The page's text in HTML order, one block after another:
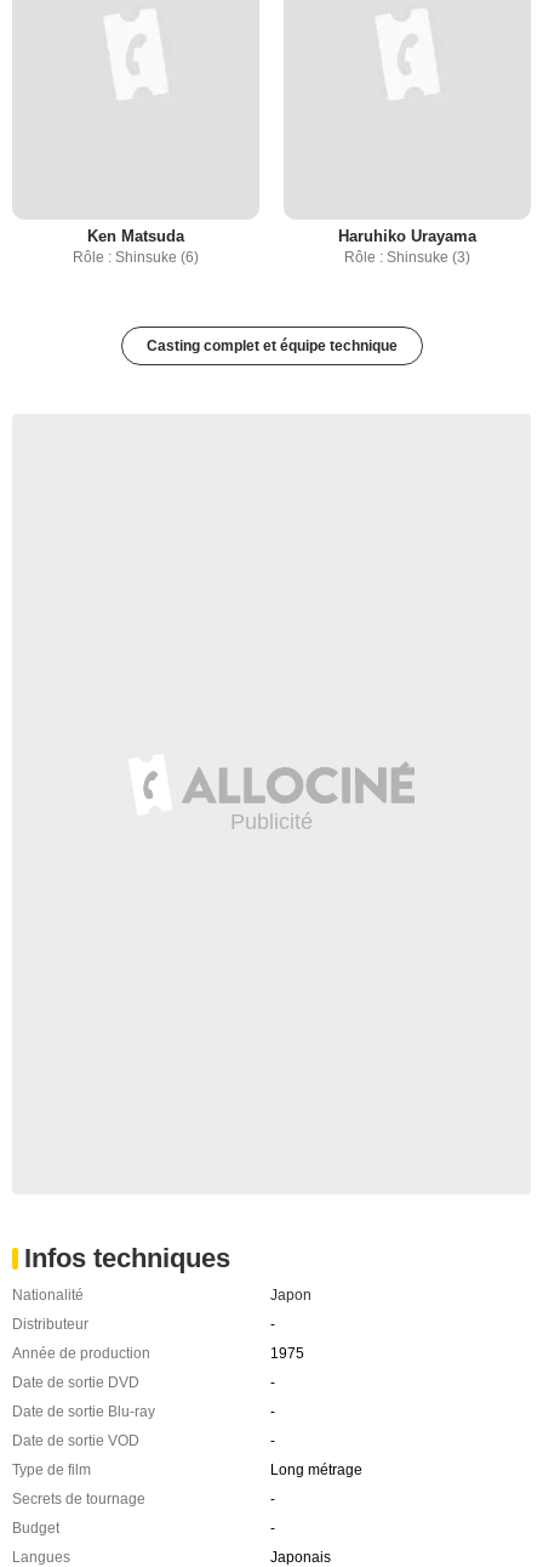
Ken Matsuda
Rôle : Shinsuke (6)
Haruhiko Urayama
Rôle : Shinsuke (3)
Casting complet et équipe technique
Infos techniques
Nationalité
Japon
Distributeur
-
Année de production
1975
Date de sortie DVD
-
Date de sortie Blu-ray
-
Date de sortie VOD
-
Type de film
Long métrage
Secrets de tournage
-
Budget
-
Langues
Japonais